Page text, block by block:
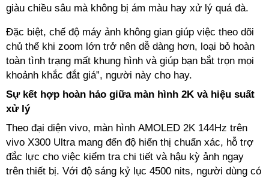
giàu chiều sâu mà không bị ám màu hay xử lý quá đà.
Đặc biệt, chế độ máy ảnh không gian giúp việc theo dõi
chủ thể khi zoom lớn trở nên dễ dàng hơn, loại bỏ hoàn
toàn tình trạng mất khung hình và giúp bạn bắt trọn mọi
khoảnh khắc đắt giá”, người này cho hay.
Sự kết hợp hoàn hảo giữa màn hình 2K và hiệu suất
xử lý
Theo đại diện vivo, màn hình AMOLED 2K 144Hz trên
vivo X300 Ultra mang đến độ hiển thị chuẩn xác, hỗ trợ
đắc lực cho việc kiểm tra chi tiết và hậu kỳ ảnh ngay
trên thiết bị. Với độ sáng kỷ lục 4500 nits, người dùng có